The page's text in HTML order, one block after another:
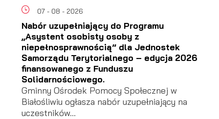
07 - 08 - 2026
Nabór uzupełniający do Programu
„Asystent osobisty osoby z
niepełnosprawnością” dla Jednostek
Samorządu Terytorialnego – edycja 2026
finansowanego z Funduszu
Solidarnościowego.
Gminny Ośrodek Pomocy Społecznej w
Białośliwiu ogłasza nabór uzupełniający na
uczestników...